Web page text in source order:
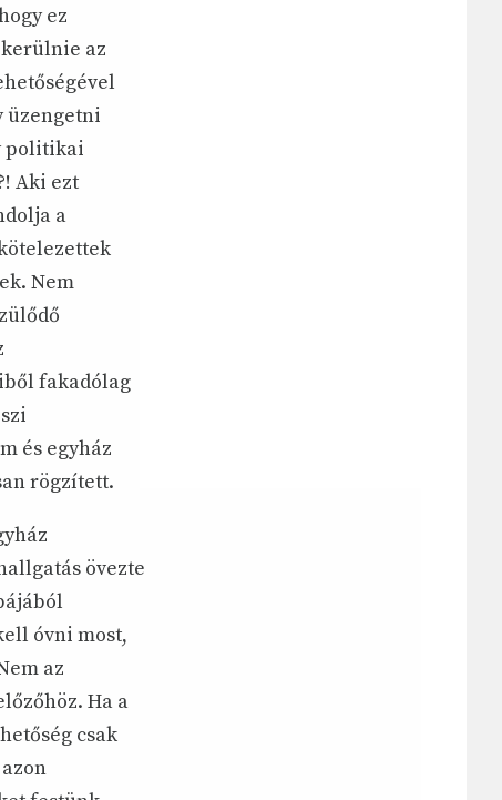
ez
az
üzengetni
politikai
Aki ezt
a
Nem
fakadólag
és egyház
rögzített.
övezte
óvni most,
az
Ha a
csak